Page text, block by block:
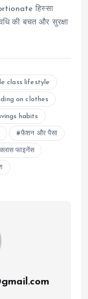
हिस्सा
की बचत और सुरक्षा
class lifestyle
on clothes
habits
फैशन और पैसा
फाइनेंस